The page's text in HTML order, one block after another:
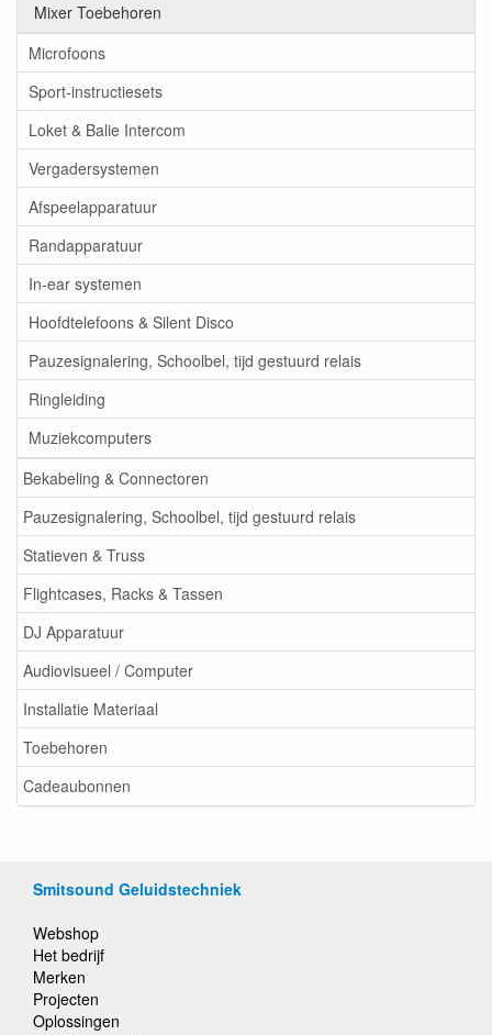
Mixer Toebehoren
Microfoons
Sport-instructiesets
Loket & Balie Intercom
Vergadersystemen
Afspeelapparatuur
Randapparatuur
In-ear systemen
Hoofdtelefoons & Silent Disco
Pauzesignalering, Schoolbel, tijd gestuurd relais
Ringleiding
Muziekcomputers
Bekabeling & Connectoren
Pauzesignalering, Schoolbel, tijd gestuurd relais
Statieven & Truss
Flightcases, Racks & Tassen
DJ Apparatuur
Audiovisueel / Computer
Installatie Materiaal
Toebehoren
Cadeaubonnen
Smitsound Geluidstechniek
Webshop
Het bedrijf
Merken
Projecten
Oplossingen